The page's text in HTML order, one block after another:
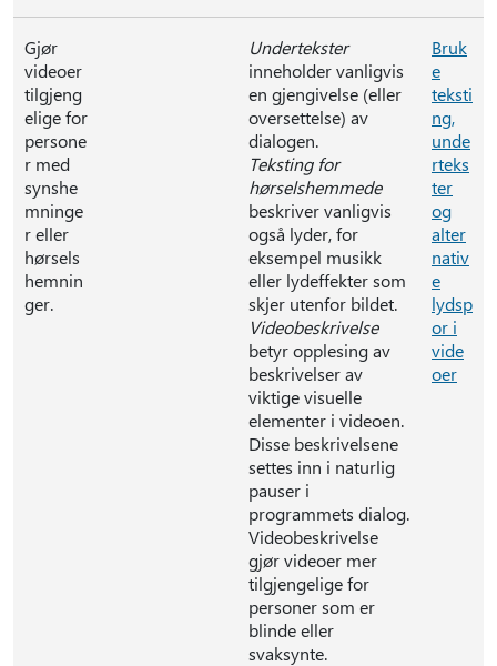
Gjør
videoer
tilgjeng
elige for
persone
r med
synshe
mninge
r eller
hørsels
hemnin
ger.
Undertekster
inneholder vanligvis
en gjengivelse (eller
oversettelse) av
dialogen.
Teksting for
hørselshemmede
beskriver vanligvis
også lyder, for
eksempel musikk
eller lydeffekter som
skjer utenfor bildet.
Videobeskrivelse
betyr opplesing av
beskrivelser av
viktige visuelle
elementer i videoen.
Disse beskrivelsene
settes inn i naturlig
pauser i
programmets dialog.
Videobeskrivelse
gjør videoer mer
tilgjengelige for
personer som er
blinde eller
svaksynte.
Bruk
e
teksti
ng,
unde
rteks
ter
og
alter
nativ
e
lydsp
or i
vide
oer